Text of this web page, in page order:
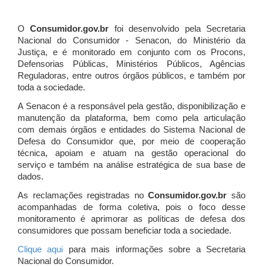
OConsumidor.gov.br
foi desenvolvido pela Secretaria
Nacional do Consumidor - Senacon, do Ministério da
Justiça, e é monitorado em conjunto com os Procons,
Defensorias Públicas, Ministérios Públicos, Agências
Reguladoras, entre outros órgãos públicos, e também por
toda a sociedade.
A Senacon é a responsável pela gestão, disponibilização e
manutenção da plataforma, bem como pela articulação
com demais órgãos e entidades do Sistema Nacional de
Defesa do Consumidor que, por meio de cooperação
técnica, apoiam e atuam na gestão operacional do
serviço e também na análise estratégica de sua base de
dados.
As reclamações registradas noConsumidor.gov.br são
acompanhadas de forma coletiva, pois o foco desse
monitoramento é aprimorar as políticas de defesa dos
consumidores que possam beneficiar toda a sociedade.
Clique aqui para mais informações sobre a Secretaria
Nacional do Consumidor.